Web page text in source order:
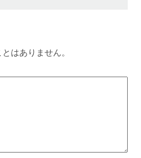
はありません。